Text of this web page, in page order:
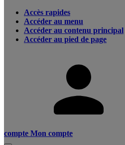
Accès rapides
Accéder au menu
Accéder au contenu principal
Accéder au pied de page
compte Mon compte